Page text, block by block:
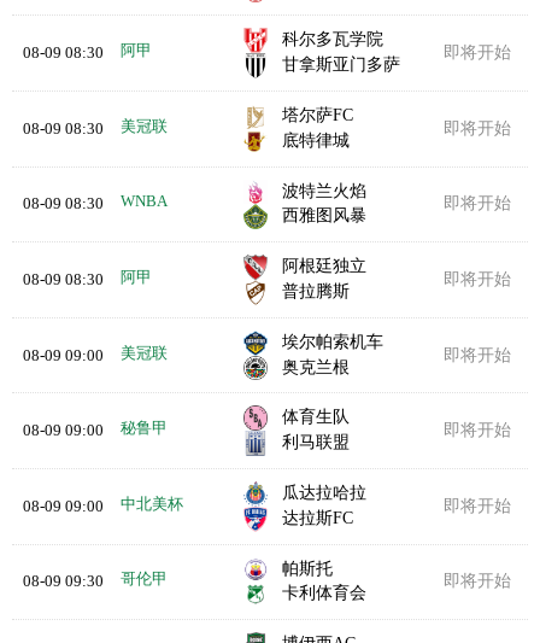
08-09 08:30 阿甲
科尔多瓦学院
甘拿斯亚门多萨
即将开始
08-09 08:30 美冠联
塔尔萨FC
底特律城
即将开始
08-09 08:30 WNBA
波特兰火焰
西雅图风暴
即将开始
08-09 08:30 阿甲
阿根廷独立
普拉腾斯
即将开始
08-09 09:00 美冠联
埃尔帕索机车
奥克兰根
即将开始
08-09 09:00 秘鲁甲
体育生队
利马联盟
即将开始
08-09 09:00 中北美杯
瓜达拉哈拉
达拉斯FC
即将开始
08-09 09:30 哥伦甲
帕斯托
卡利体育会
即将开始